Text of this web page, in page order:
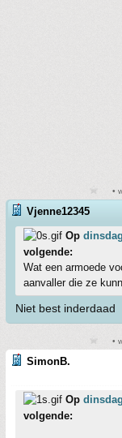
•
Vjenne12345
Op
volgende:
Wat een armoede
aanvaller die ze
Niet best inderdaad
•
SimonB.
Op
volgende: